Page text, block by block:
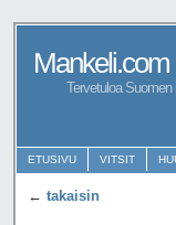
Mankeli.com
Tervetuloa Suomen
ETUSIVU VITSIT
← takaisin